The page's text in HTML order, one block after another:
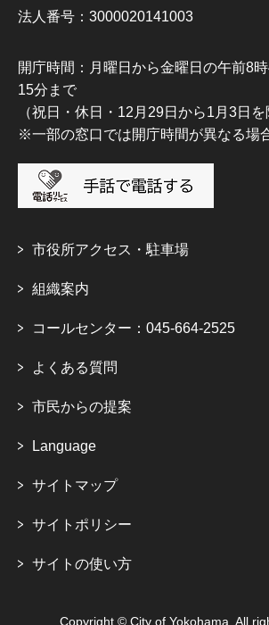
法人番号：3000020141003
開庁時間：月曜日から金曜日の午前8
15分まで
（祝日・休日・12月29日から1月3日を
※一部の窓口では開庁時間が異なる場
市役所アクセス・駐車場
組織案内
コールセンター：045-664-2525
よくある質問
市民からの提案
Language
サイトマップ
サイトポリシー
サイトの使い方
Copyright © City of Yokohama. All